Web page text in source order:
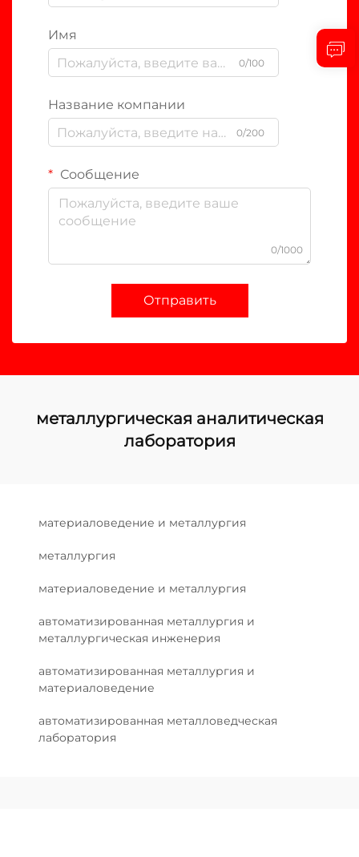
Имя
0/100
Название компании
0/200
Сообщение
0/1000
Отправить
металлургическая аналитическая
лаборатория
материаловедение и металлургия
металлургия
материаловедение и металлургия
автоматизированная металлургия и
металлургическая инженерия
автоматизированная металлургия и
материаловедение
автоматизированная металловедческая
лаборатория